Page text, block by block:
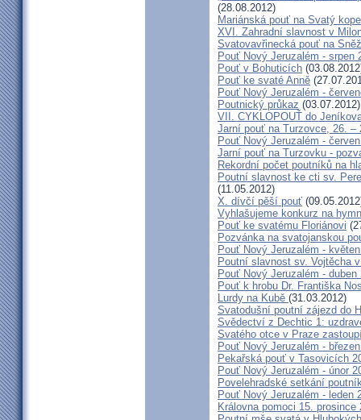
(28.08.2012)
Mariánská pouť na Svatý
XVI. Zahradní slavnost v
Svatovavřinecká pouť na
Pouť Nový Jeruzalém - srpen
Pouť v Bohuticích
Pouť ke svaté Anně
Pouť Nový Jeruzalém -
Poutnický průkaz (03.07.2012)
VII. CYKLOPOUŤ do
Jarní pouť na Turzovce, 26. –
Pouť Nový Jeruzalém -
Jarní pouť na Turzovku -
Rekordní počet poutníků na
Poutní slavnost ke cti sv.
(11.05.2012)
X. dívčí pěší pouť
Vyhlašujeme konkurz na
Pouť ke svatému Floriánovi
Pozvánka na svatojanskou
Pouť Nový Jeruzalém -
Poutní slavnost sv. Vojtěcha
Pouť Nový Jeruzalém - duben
Pouť k hrobu Dr. Františka
Lurdy na Kubě (31.03.2012)
Svatodušní poutní zájezd do
Svědectví z Dechtic 1:
Svatého otce v Praze
Pouť Nový Jeruzalém -
Pekařská pouť v Tasovicích
Pouť Nový Jeruzalém - únor
Povelehradské setkání
Pouť Nový Jeruzalém - leden
Královna pomoci 15. prosince